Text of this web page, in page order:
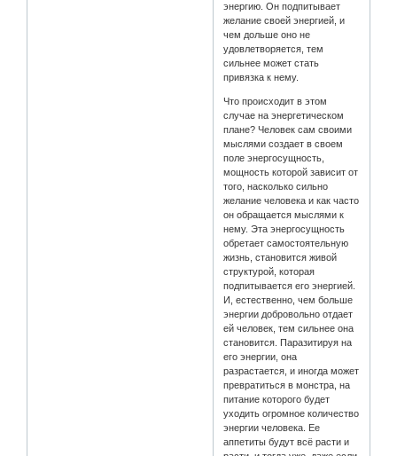
энергию. Он подпитывает
желание своей энергией, и
чем дольше оно не
удовлетворяется, тем
сильнее может стать
привязка к нему.
Что происходит в этом
случае на энергетическом
плане? Человек сам своими
мыслями создает в своем
поле энергосущность,
мощность которой зависит от
того, насколько сильно
желание человека и как часто
он обращается мыслями к
нему. Эта энергосущность
обретает самостоятельную
жизнь, становится живой
структурой, которая
подпитывается его энергией.
И, естественно, чем больше
энергии добровольно отдает
ей человек, тем сильнее она
становится. Паразитируя на
его энергии, она
разрастается, и иногда может
превратиться в монстра, на
питание которого будет
уходить огромное количество
энергии человека. Ее
аппетиты будут всё расти и